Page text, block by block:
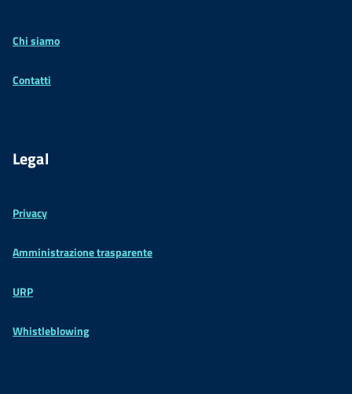
Chi siamo
Contatti
Legal
Privacy
Amministrazione trasparente
URP
Whistleblowing